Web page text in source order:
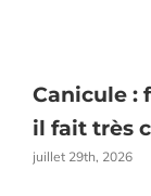
Canicule :
il fait très
juillet 29th, 2026